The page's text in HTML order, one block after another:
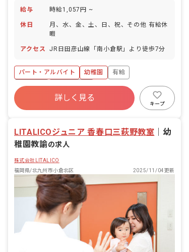
給与 時給1,057円 ~
休日
月、水、金、土、日、祝、その他 有給休
暇
アクセス JR日田彦山線「南小倉駅」より徒歩7分
パート・アルバイト 幼稚園
有給
車通勤可
週2.3日~OK
詳しく見る
キープ
LITALICOジュニア 香春口三萩野教室 ｜幼
稚園教諭の求人
株式会社LITALICO
福岡県/北九州市小倉北区
2025/11/04更新